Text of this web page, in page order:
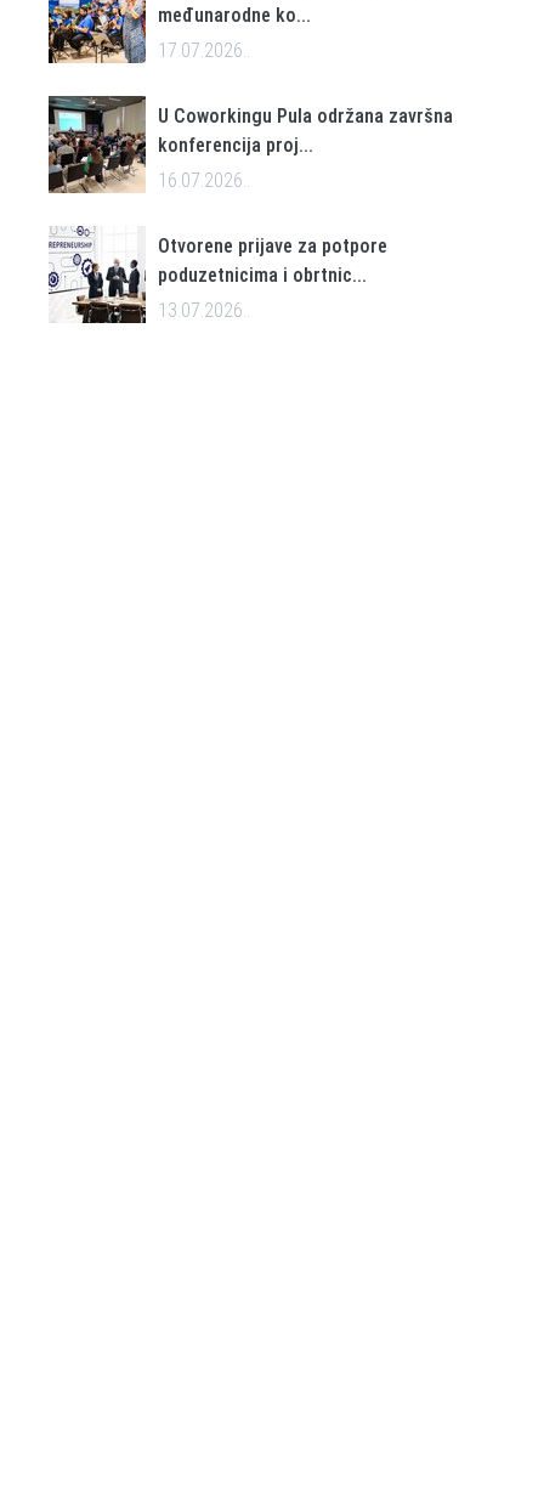
međunarodne ko...
17.07.2026..
U Coworkingu Pula održana završna
konferencija proj...
16.07.2026..
Otvorene prijave za potpore
poduzetnicima i obrtnic...
13.07.2026..